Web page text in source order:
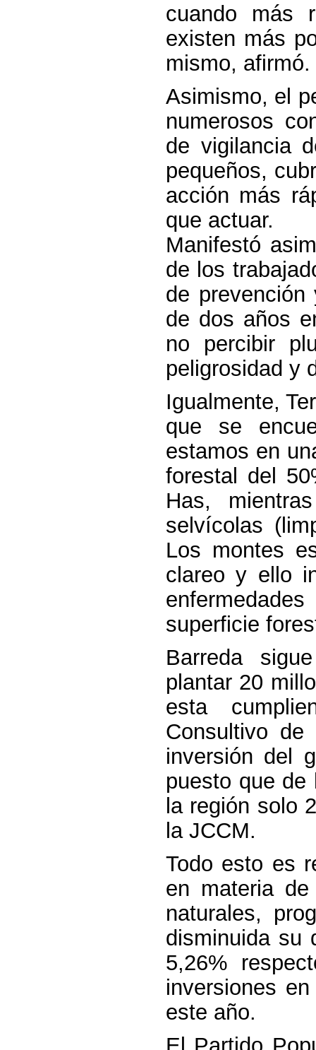
cuando más
existen más
mismo, afirmó.
Asimismo, el
numerosos
de vigilancia
pequeños,
acción más
que actuar.
Manifestó
de los
de
de dos años
no percibir
peligrosidad y
Igualmente,
que se
estamos en
forestal del
Has,
selvícolas
Los montes
clareo y ello
superficie
Barreda
plantar 20
esta
Consultivo
inversión del
puesto que de
la región solo
la JCCM.
Todo esto es
en materia
naturales,
disminuida su
5,26%
inversiones
este año.
El Partido